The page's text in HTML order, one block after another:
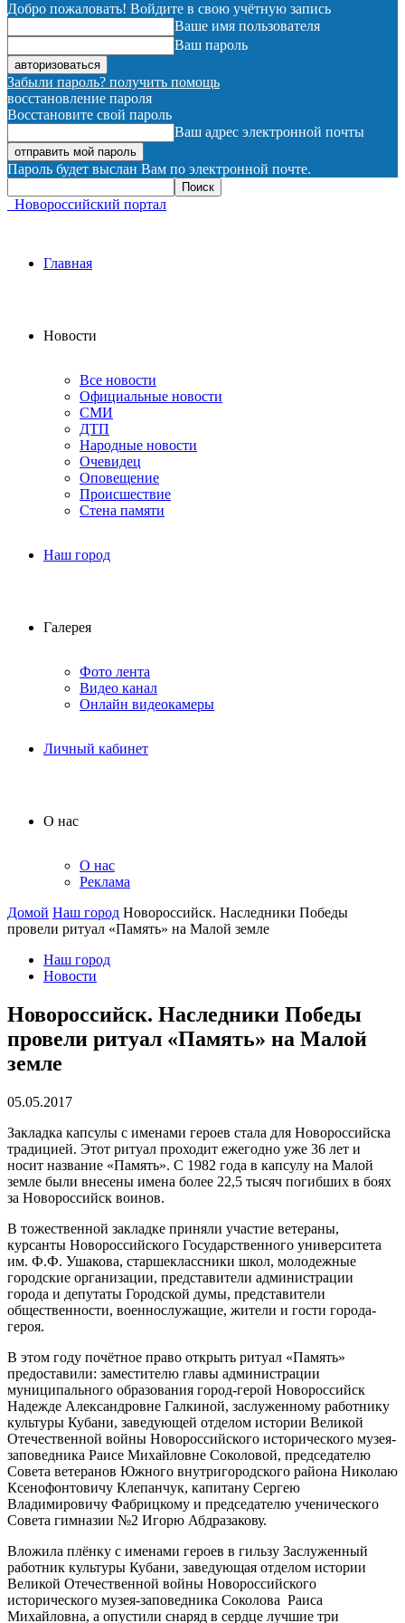
Добро пожаловать! Войдите в свою учётную запись
Ваше имя пользователя
Ваш пароль
Забыли пароль? получить помощь
восстановление пароля
Восстановите свой пароль
Ваш адрес электронной почты
Пароль будет выслан Вам по электронной почте.
Новороссийский портал
Главная
Новости
Все новости
Официальные новости
СМИ
ДТП
Народные новости
Очевидец
Оповещение
Происшествие
Стена памяти
Наш город
Галерея
Фото лента
Видео канал
Онлайн видеокамеры
Личный кабинет
О нас
О нас
Реклама
Домой Наш город Новороссийск. Наследники Победы
провели ритуал «Память» на Малой земле
Наш город
Новости
Новороссийск. Наследники Победы
провели ритуал «Память» на Малой
земле
05.05.2017
Закладка капсулы с именами героев стала для Новороссийска
традицией. Этот ритуал проходит ежегодно уже 36 лет и
носит название «Память». С 1982 года в капсулу на Малой
земле были внесены имена более 22,5 тысяч погибших в боях
за Новороссийск воинов.
В тожественной закладке приняли участие ветераны,
курсанты Новороссийского Государственного университета
им. Ф.Ф. Ушакова, старшеклассники школ, молодежные
городские организации, представители администрации
города и депутаты Городской думы, представители
общественности, военнослужащие, жители и гости города-
героя.
В этом году почётное право открыть ритуал «Память»
предоставили: заместителю главы администрации
муниципального образования город-герой Новороссийск
Надежде Александровне Галкиной, заслуженному работнику
культуры Кубани, заведующей отделом истории Великой
Отечественной войны Новороссийского исторического музея-
заповедника Раисе Михайловне Соколовой, председателю
Совета ветеранов Южного внутригородского района Николаю
Ксенофонтовичу Клепанчук, капитану Сергею
Владимировичу Фабрицкому и председателю ученического
Совета гимназии №2 Игорю Абдразакову.
Вложила плёнку с именами героев в гильзу Заслуженный
работник культуры Кубани, заведующая отделом истории
Великой Отечественной войны Новороссийского
исторического музея-заповедника Соколова Раиса
Михайловна, а опустили снаряд в сердце лучшие три